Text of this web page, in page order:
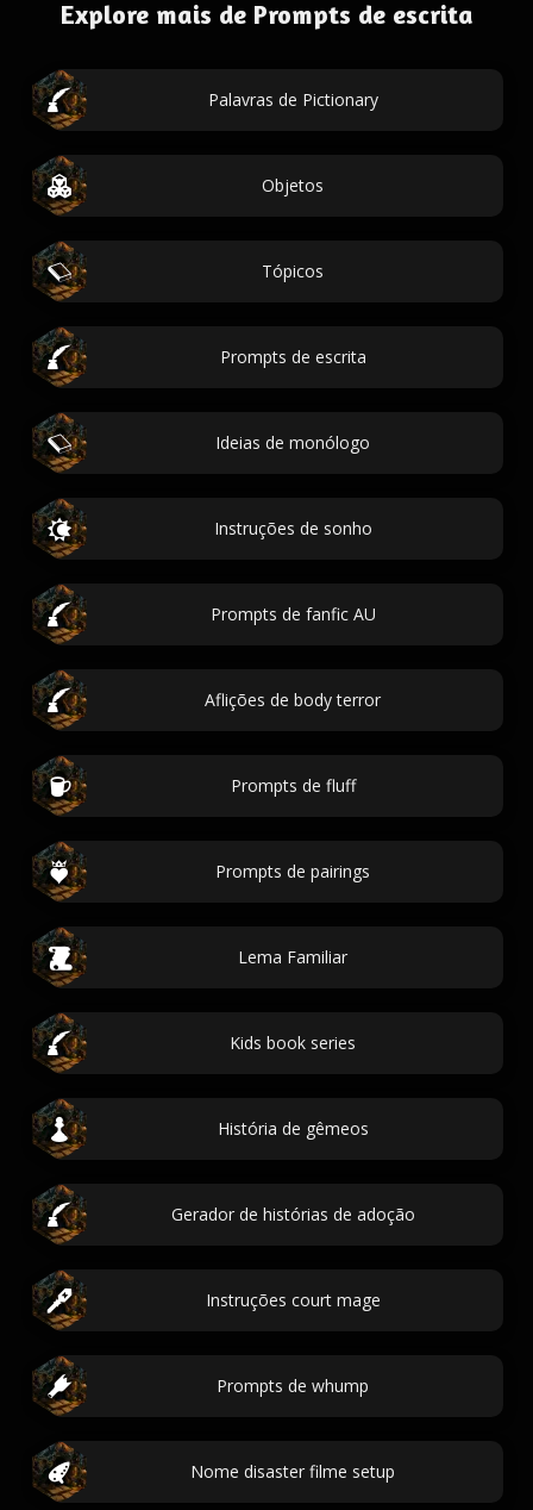
Explore mais de Prompts de escrita
Palavras de Pictionary
Objetos
Tópicos
Prompts de escrita
Ideias de monólogo
Instruções de sonho
Prompts de fanfic AU
Aflições de body terror
Prompts de fluff
Prompts de pairings
Lema Familiar
Kids book series
História de gêmeos
Gerador de histórias de adoção
Instruções court mage
Prompts de whump
Nome disaster filme setup